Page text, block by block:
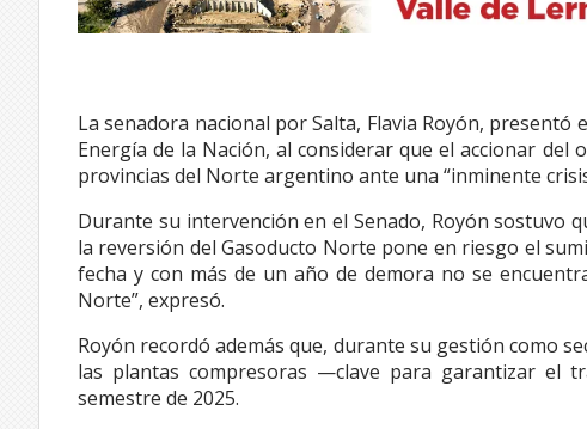
La senadora nacional por Salta, Flavia Royón,
Energía de la Nación, al considerar que el accionar del
provincias del Norte argentino ante una “inminente
Durante su intervención en el Senado, Royón sostuvo
la reversión del Gasoducto Norte pone en riesgo el
fecha y con más de un año de demora no se
Norte”, expresó.
Royón recordó además que, durante su gestión como
las plantas compresoras —clave para garantizar el
semestre de 2025.